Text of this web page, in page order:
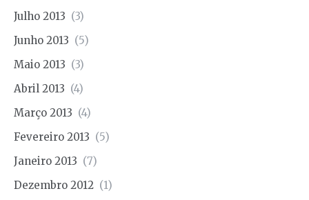
Julho 2013 (3)
Junho 2013 (5)
Maio 2013 (3)
Abril 2013 (4)
Março 2013 (4)
Fevereiro 2013 (5)
Janeiro 2013 (7)
Dezembro 2012 (1)